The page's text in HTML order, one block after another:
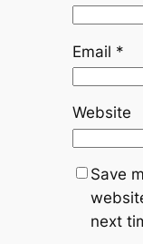
Email *
Website
Save
next